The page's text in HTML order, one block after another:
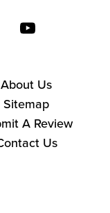
About Us
Sitemap
A Review
Us